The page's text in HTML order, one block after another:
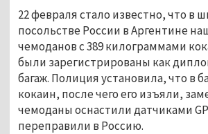
22 февраля стало известно, что в
посольстве России в Аргентине
чемоданов с 389 килограммами
были зарегистрированы как
багаж. Полиция установила, что в
кокаин, после чего его изъяли,
чемоданы оснастили датчиками
переправили в Россию.